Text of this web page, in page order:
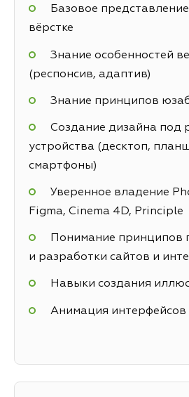
Базовое
вёрстке
Знание особенностей
(респонсив, адаптив)
Знание принципов
Создание дизайна под
устройства (десктоп,
смартфоны)
Уверенное владение
Figma, Cinema 4D, Principle
Понимание принципов
и разработки сайтов и
Навыки создания
Анимация интерфейсов